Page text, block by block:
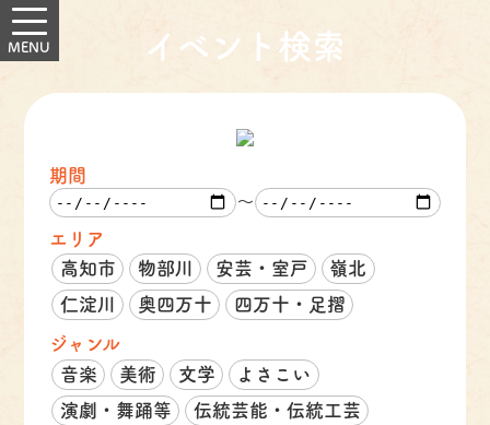
イベント検索
期間
～
エリア
高知市
物部川 安芸・室戸
嶺北
仁淀川
奥四万十 四万十・足摺
ジャンル
音楽
美術 文学
よさこい
演劇・舞踊等
伝統芸能・伝統工芸